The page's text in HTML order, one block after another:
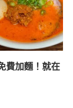
費加麵！就在